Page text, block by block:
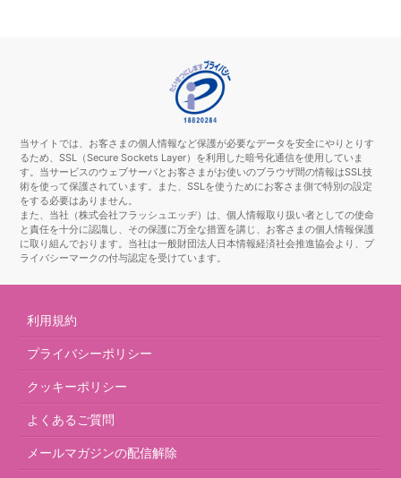
当サイトでは、お客さまの個人情報など保護が必要なデータを安全にやりとりす
るため、SSL（Secure Sockets Layer）を利用した暗号化通信を使用していま
す。当サービスのウェブサーバとお客さまがお使いのブラウザ間の情報はSSL技
術を使って保護されています。また、SSLを使うためにお客さま側で特別の設定
をする必要はありません。
また、当社（株式会社フラッシュエッヂ）は、個人情報取り扱い者としての使命
と責任を十分に認識し、その保護に万全な措置を講じ、お客さまの個人情報保護
に取り組んでおります。当社は一般財団法人日本情報経済社会推進協会より、プ
ライバシーマークの付与認定を受けています。
利用規約
プライバシーポリシー
クッキーポリシー
よくあるご質問
メールマガジンの配信解除